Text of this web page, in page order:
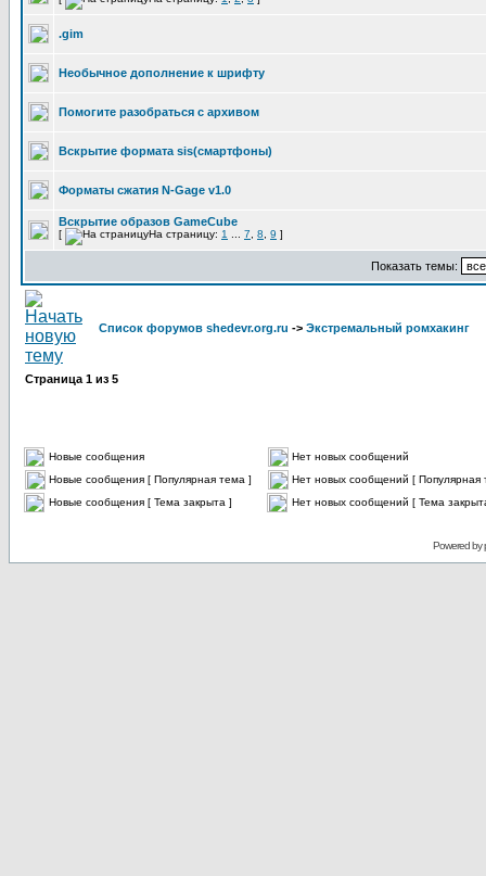
.gim
Необычное дополнение к шрифту
Помогите разобраться с архивом
Вскрытие формата sis(смартфоны)
Форматы сжатия N-Gage v1.0
Вскрытие образов GameCube
[ На страницу: 1 7 8 9 ]
Показать темы:
Список форумов shedevr.org.ru -> Экстремальный ромхакинг
Страница 1 из 5
Новые сообщения
Нет новых сообщений
Новые сообщения [ Популярная тема ]
Нет новых сообщений [ Популярная
Новые сообщения [ Тема закрыта ]
Нет новых сообщений [ Тема
Powered by